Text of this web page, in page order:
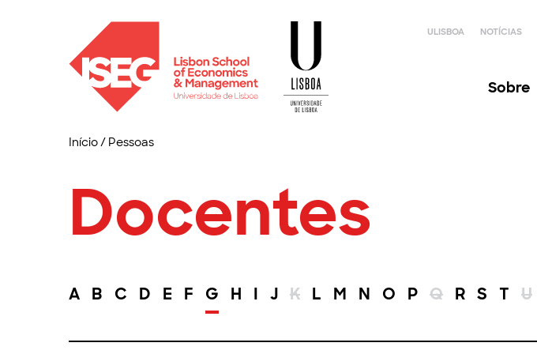
ULISBOA NOTÍCIAS
Sobre
Início/ Pessoas
Docentes
A B C D E F G H I J K L M N O P Q R S T U